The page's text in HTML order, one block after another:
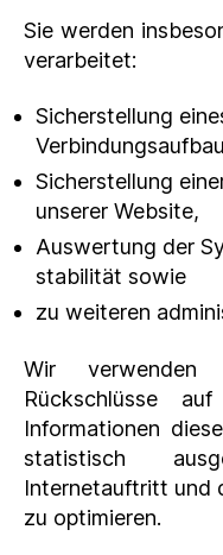
Sie werden
verarbeitet:
Sicherstellung
Sicherstellung
unserer Website,
Auswertung der
stabilität sowie
zu weiteren
Wir
Rückschlüsse
Informationen
statistisch
Internetauftritt und
zu optimieren.